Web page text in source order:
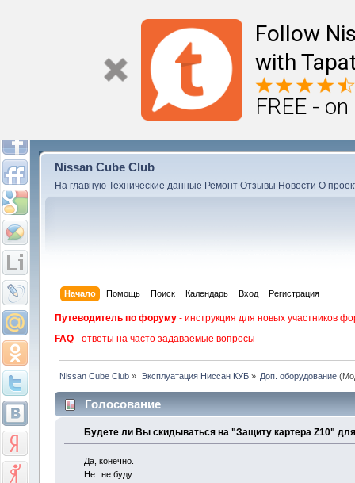
Follow
with
FREE -
Nissan Cube Club
На главную Технические данные Ремонт Отзывы Новости О
Начало Помощь Поиск Календарь Вход Регистрация
Путеводитель по форуму - инструкция для новых участников
FAQ - ответы на часто задаваемые вопросы
Nissan Cube Club » Эксплуатация Ниссан КУБ» Доп. оборудование
Голосование
Будете ли Вы скидываться на "Защиту картера Z10"
Да, конечно.
Нет не буду.